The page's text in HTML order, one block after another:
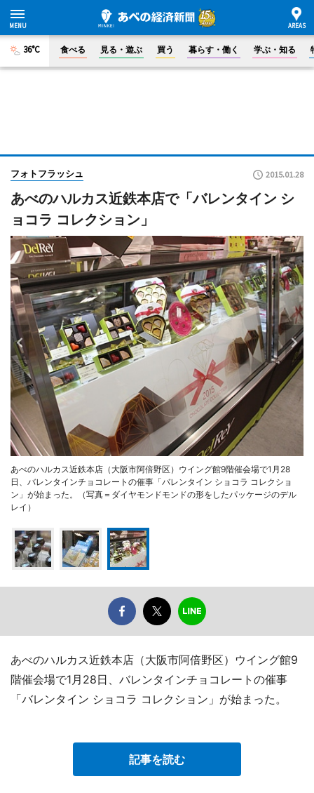
36°C 食べる 見る・遊ぶ 買う 暮らす・働く 学ぶ・知る
フォトフラッシュ 2015.01.28
あべのハルカス近鉄本店で「バレンタイン シ
ョコラ コレクション」
あべのハルカス近鉄本店（大阪市阿倍野区）ウイング館9階催会場で1月28
日、バレンタインチョコレートの催事「バレンタイン ショコラ コレクショ
ン」が始まった。（写真＝ダイヤモンドモンドの形をしたパッケージのデル
レイ）
あべのハルカス近鉄本店（大阪市阿倍野区）ウイング館9
階催会場で1月28日、バレンタインチョコレートの催事
「バレンタイン ショコラ コレクション」が始まった。
記事を読む